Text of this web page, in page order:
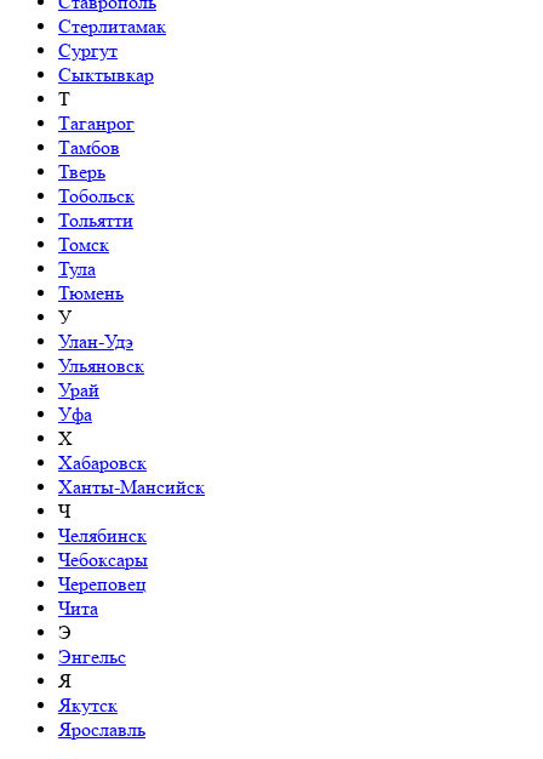
Стерлитамак
Сургут
Сыктывкар
Т
Таганрог
Тамбов
Тверь
Тобольск
Тольятти
Томск
Тула
Тюмень
У
Улан-Удэ
Ульяновск
Урай
Уфа
Х
Хабаровск
Ханты-Мансийск
Ч
Челябинск
Чебоксары
Череповец
Чита
Э
Энгельс
Я
Якутск
Ярославль